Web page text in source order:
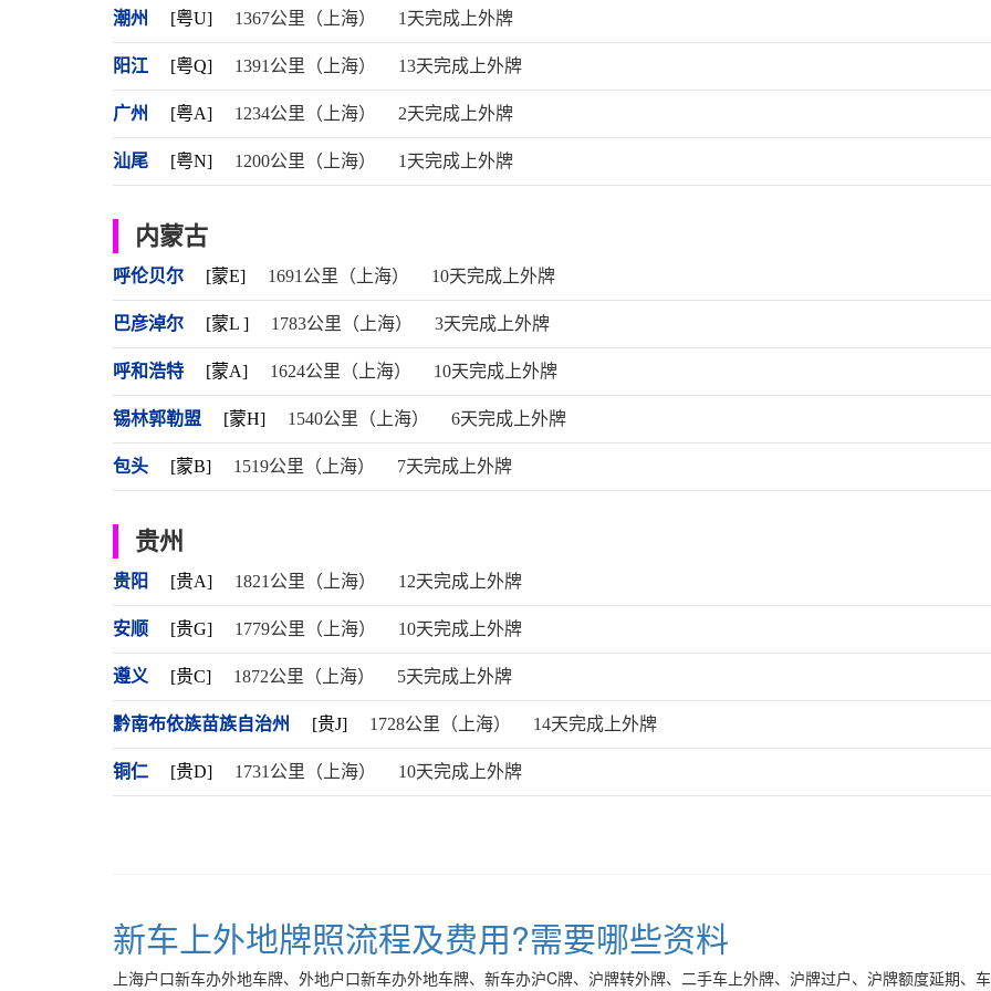
潮州 [粤U] 1367公里（上海） 1天完成上外牌
阳江 [粤Q] 1391公里（上海） 13天完成上外牌
广州 [粤A] 1234公里（上海） 2天完成上外牌
汕尾 [粤N] 1200公里（上海） 1天完成上外牌
内蒙古
呼伦贝尔 [蒙E] 1691公里（上海） 10天完成上外牌
巴彦淖尔 [蒙L ] 1783公里（上海） 3天完成上外牌
呼和浩特 [蒙A] 1624公里（上海） 10天完成上外牌
锡林郭勒盟 [蒙H] 1540公里（上海） 6天完成上外牌
包头 [蒙B] 1519公里（上海） 7天完成上外牌
贵州
贵阳 [贵A] 1821公里（上海） 12天完成上外牌
安顺 [贵G] 1779公里（上海） 10天完成上外牌
遵义 [贵C] 1872公里（上海） 5天完成上外牌
黔南布依族苗族自治州 [贵J] 1728公里（上海） 14天完成上外牌
铜仁 [贵D] 1731公里（上海） 10天完成上外牌
新车上外地牌照流程及费用?需要哪些资料
上海户口新车办外地车牌、外地户口新车办外地车牌、新车办沪C牌、沪牌转外牌、二手车上外牌、沪牌过户、沪牌额度延期、